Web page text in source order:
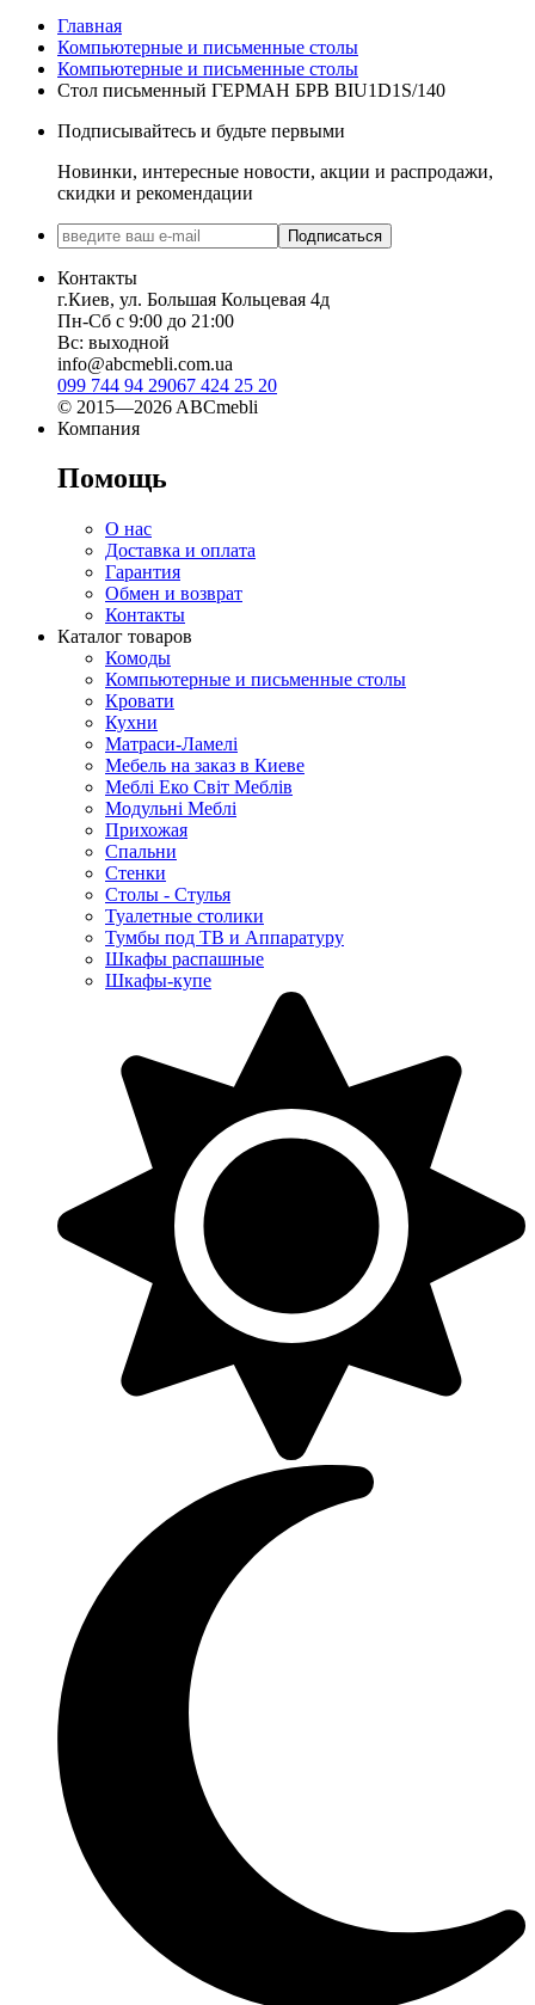
Главная
Компьютерные и письменные столы
Компьютерные и письменные столы
Стол письменный ГЕРМАН БРВ BIU1D1S/140
Подписывайтесь и будьте первыми
Новинки, интересные новости, акции и распродажи,
скидки и рекомендации
Подписаться
Контакты
г.Киев, ул. Большая Кольцевая 4д
Пн-Сб с 9:00 до 21:00
Вс: выходной
info@abcmebli.com.ua
099 744 94 29067 424 25 20
© 2015—2026 ABCmebli
Компания
Помощь
О нас
Доставка и оплата
Гарантия
Обмен и возврат
Контакты
Каталог товаров
Комоды
Компьютерные и письменные столы
Кровати
Кухни
Матраси-Ламелі
Мебель на заказ в Киеве
Меблі Еко Світ Меблів
Модульні Меблі
Прихожая
Спальни
Стенки
Столы - Стулья
Туалетные столики
Тумбы под ТВ и Аппаратуру
Шкафы распашные
Шкафы-купе